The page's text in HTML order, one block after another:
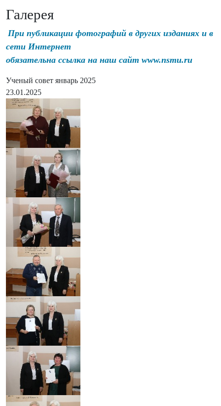
Галерея
При публикации фотографий в других изданиях и в
сети Интернет
обязательна ссылка на наш сайт www.nsmu.ru
Ученый совет январь 2025
23.01.2025